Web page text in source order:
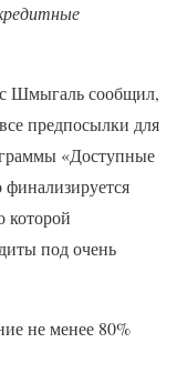
Шмыгаль сообщил,
предпосылки для
«Доступные
которой
под очень
не менее 80%